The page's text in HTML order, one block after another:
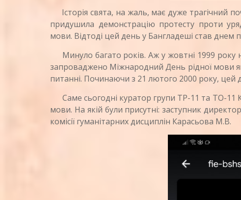
Історія свята, на жаль, має дуже трагічний
придушила демонстрацію протесту проти
мови. Відтоді цей день у Бангладеші став днем
Минуло багато років. Аж у жовтні 1999 року
запроваджено Міжнародний День рідної мови
питанні. Починаючи з 21 лютого 2000 року, цей
Саме сьогодні куратор групи ТР-11 та ТО-11
мови. На якій були присутні: заступник
комісії гуманітарних дисциплін Карасьова М.В.